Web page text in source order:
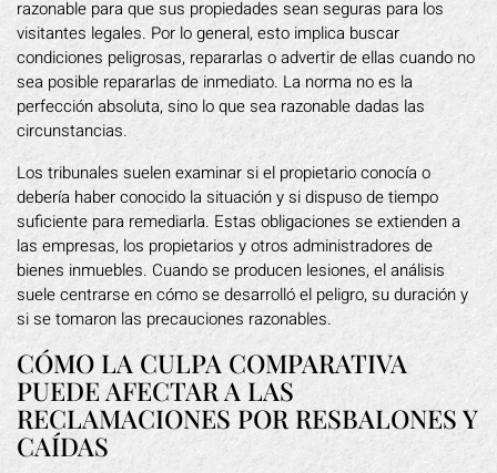
razonable para que sus propiedades sean seguras para los
visitantes legales. Por lo general, esto implica buscar
condiciones peligrosas, repararlas o advertir de ellas cuando no
sea posible repararlas de inmediato. La norma no es la
perfección absoluta, sino lo que sea razonable dadas las
circunstancias.
Los tribunales suelen examinar si el propietario conocía o
debería haber conocido la situación y si dispuso de tiempo
suficiente para remediarla. Estas obligaciones se extienden a
las empresas, los propietarios y otros administradores de
bienes inmuebles. Cuando se producen lesiones, el análisis
suele centrarse en cómo se desarrolló el peligro, su duración y
si se tomaron las precauciones razonables.
CÓMO LA CULPA COMPARATIVA
PUEDE AFECTAR A LAS
RECLAMACIONES POR RESBALONES Y
CAÍDAS